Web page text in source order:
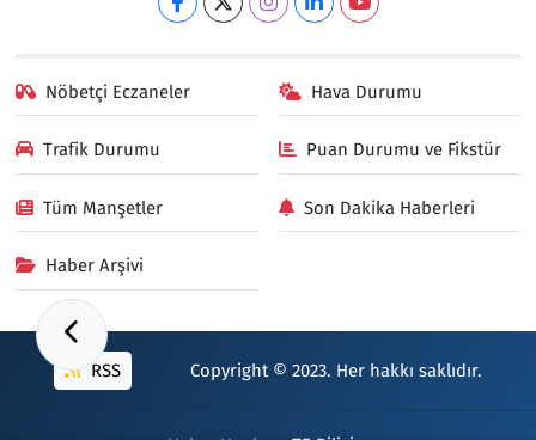
Nöbetçi Eczaneler Hava Durumu
Trafik Durumu Puan Durumu ve Fikstür
Tüm Manşetler Son Dakika Haberleri
Haber Arşivi
RSS Copyright © 2023. Her hakkı saklıdır.